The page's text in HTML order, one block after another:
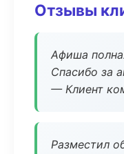
Отзывы
Афиша
Спасибо за
— Клиент
Разместил